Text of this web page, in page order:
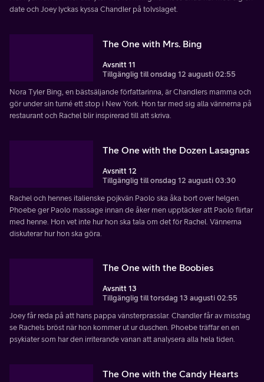
date och Joey lyckas kyssa Chandler på tolvslaget.
The One with Mrs. Bing
Avsnitt 11
Tillgänglig till onsdag 12 augusti 02:55
Nora Tyler Bing, en bästsäljande författarinna, är Chandlers mamma och
gör under sin turné ett stop i New York. Hon tar med sig alla vännerna på
restaurant och Rachel blir inspirerad till att skriva.
The One with the Dozen Lasagnas
Avsnitt 12
Tillgänglig till onsdag 12 augusti 03:30
Rachel och hennes italienske pojkvän Paolo ska åka bort over helgen.
Phoebe ger Paolo massage innan de åker men upptäcker att Paolo flirtar
med henne. Hon vet inte hur hon ska tala om det för Rachel. Vännerna
diskuterar hur hon ska göra.
The One with the Boobies
Avsnitt 13
Tillgänglig till torsdag 13 augusti 02:55
Joey får reda på att hans pappa vänsterprasslar. Chandler får av misstag
se Rachels bröst när hon kommer ut ur duschen. Phoebe träffar en en
psykiater som har den irriterande vanan att analysera alla hela tiden.
The One with the Candy Hearts